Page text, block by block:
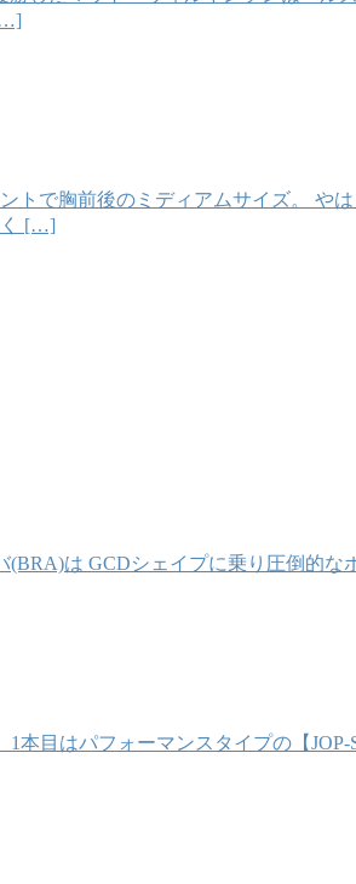
トで胸前後のミディアムサイズ。 や
く […]
は GCDシェイプに乗り圧倒的な
本目はパフォーマンスタイプの【